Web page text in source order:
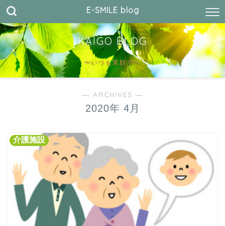
E-SMILE blog
KAIGO BLOG
〜いつも笑顔で〜
― ARCHIVES ―
2020年 4月
介護施設